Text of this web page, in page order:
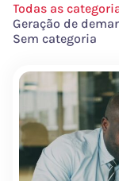
Geração de
Sem categoria
Todas as